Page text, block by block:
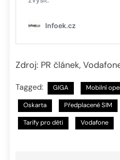
Zdroj: PR článek,
Tagged: GIGA Mobilní
Oskarta Předplacené SIM
Tarify pro děti Vodafone